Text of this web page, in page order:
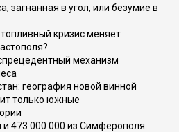
загнанная в угол, или безумие в
кризис меняет
механизм
география новой винной
только южные
473 000 000 из Симферополя: